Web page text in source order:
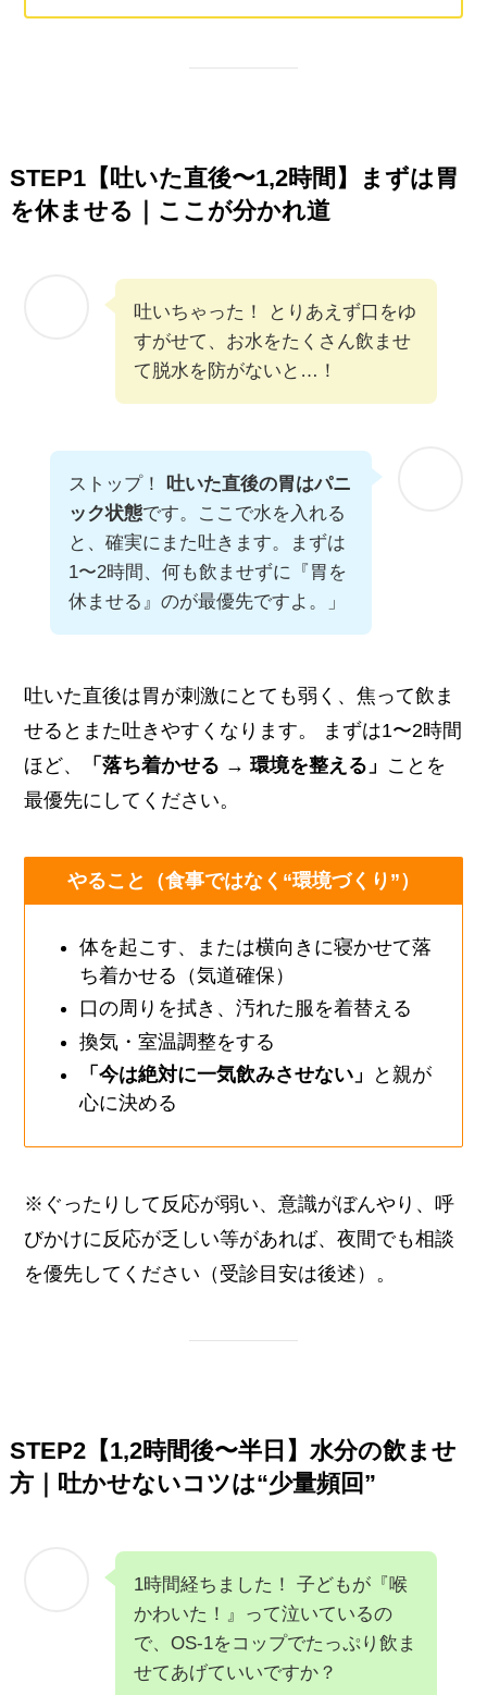
STEP1【吐いた直後〜1,2時間】まずは胃
を休ませる｜ここが分かれ道
吐いちゃった！ とりあえず口をゆ
すがせて、お水をたくさん飲ませ
て脱水を防がないと…！
ストップ！ 吐いた直後の胃はパニ
ック状態です。ここで水を入れる
と、確実にまた吐きます。まずは
1〜2時間、何も飲ませずに『胃を
休ませる』のが最優先ですよ。」
吐いた直後は胃が刺激にとても弱く、焦って飲ま
せるとまた吐きやすくなります。 まずは1〜2時間
ほど、
「落ち着かせる → 環境を整える」 ことを
最優先にしてください。
やること（食事ではなく“環境づくり”）
体を起こす、または横向きに寝かせて落
ち着かせる（気道確保）
口の周りを拭き、汚れた服を着替える
換気・室温調整をする
「今は絶対に一気飲みさせない」
と親が
心に決める
※ぐったりして反応が弱い、意識がぼんやり、呼
びかけに反応が乏しい等があれば、夜間でも相談
を優先してください（受診目安は後述）。
STEP2【1,2時間後〜半日】水分の飲ませ
方｜吐かせないコツは“少量頻回”
1時間経ちました！ 子どもが『喉
かわいた！』って泣いているの
で、OS-1をコップでたっぷり飲ま
せてあげていいですか？